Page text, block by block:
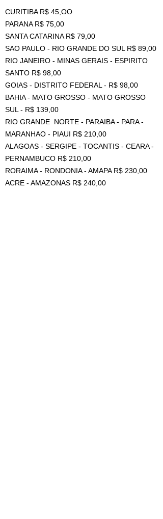
CURITIBA R$ 45,OO
PARANA R$ 75,00
SANTA CATARINA R$ 79,00
SAO PAULO - RIO GRANDE DO SUL R$ 89,00
RIO JANEIRO - MINAS GERAIS - ESPIRITO
SANTO R$ 98,00
GOIAS - DISTRITO FEDERAL - R$ 98,00
BAHIA - MATO GROSSO - MATO GROSSO
SUL - R$ 139,00
RIO GRANDE NORTE - PARAIBA - PARA -
MARANHAO - PIAUI R$ 210,00
ALAGOAS - SERGIPE - TOCANTIS - CEARA -
PERNAMBUCO R$ 210,00
RORAIMA - RONDONIA - AMAPA R$ 230,00
ACRE - AMAZONAS R$ 240,00